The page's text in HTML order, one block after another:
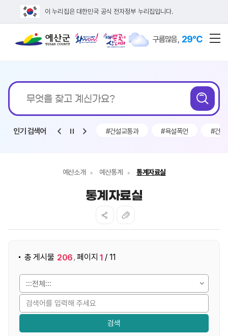
이 누리집은 대한민국 공식 전자정부 누리집입니다.
구름많음, 29℃
통합검색
인기 검색어
#채용 #악마 #건설교통과 #욕설폭언 #건설
예산소개 예산통계 통계자료실
통계자료실
총 게시물 206 ,페이지 1 / 11